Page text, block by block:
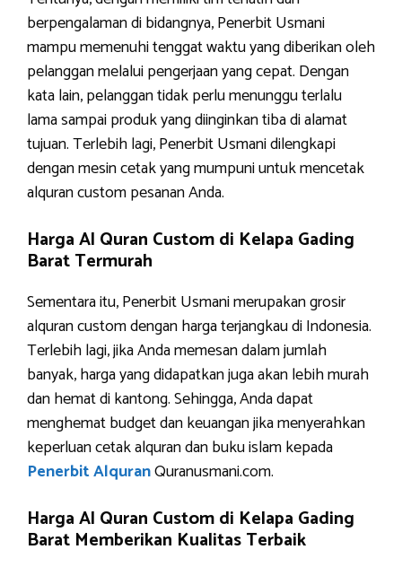
berpengalaman di bidangnya, Penerbit Usmani
mampu memenuhi tenggat waktu yang diberikan oleh
pelanggan melalui pengerjaan yang cepat. Dengan
kata lain, pelanggan tidak perlu menunggu terlalu
lama sampai produk yang diinginkan tiba di alamat
tujuan. Terlebih lagi, Penerbit Usmani dilengkapi
dengan mesin cetak yang mumpuni untuk mencetak
alquran custom pesanan Anda.
Harga Al Quran Custom di Kelapa Gading
Barat Termurah
Sementara itu, Penerbit Usmani merupakan grosir
alquran custom dengan harga terjangkau di Indonesia.
Terlebih lagi, jika Anda memesan dalam jumlah
banyak, harga yang didapatkan juga akan lebih murah
dan hemat di kantong. Sehingga, Anda dapat
menghemat budget dan keuangan jika menyerahkan
keperluan cetak alquran dan buku islam kepada
Penerbit AlquranQuranusmani.com.
Harga Al Quran Custom di Kelapa Gading
Barat Memberikan Kualitas Terbaik